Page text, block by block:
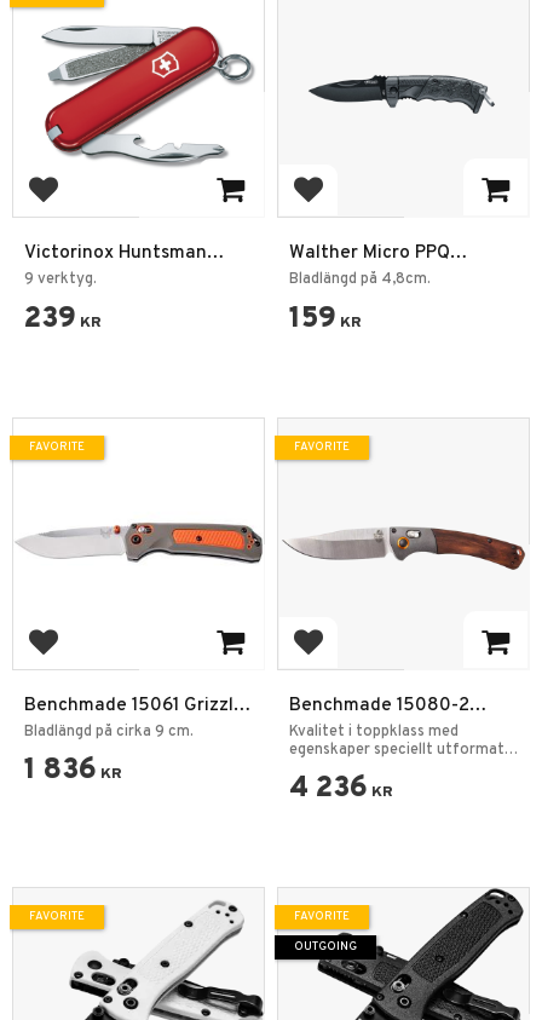
Add to favorites
Victorinox Huntsman
Fickkniv Rally röd
9 verktyg.
239 KR
Add to favorites
Walther Micro PPQ
Fällkniv
Bladlängd på 4,8cm.
159 KR
Add to favorites
Benchmade 15061 Grizzly
Ridge Fällkniv
Bladlängd på cirka 9 cm.
1 836 KR
FAVORITE
Add to favorites
Benchmade 15080-2
Crooked River Fällkniv
Kvalitet i toppklass med
egenskaper speciellt utformats
4 236 KR
FAVORITE
FAVORITE FAVORITE
OUTGOING